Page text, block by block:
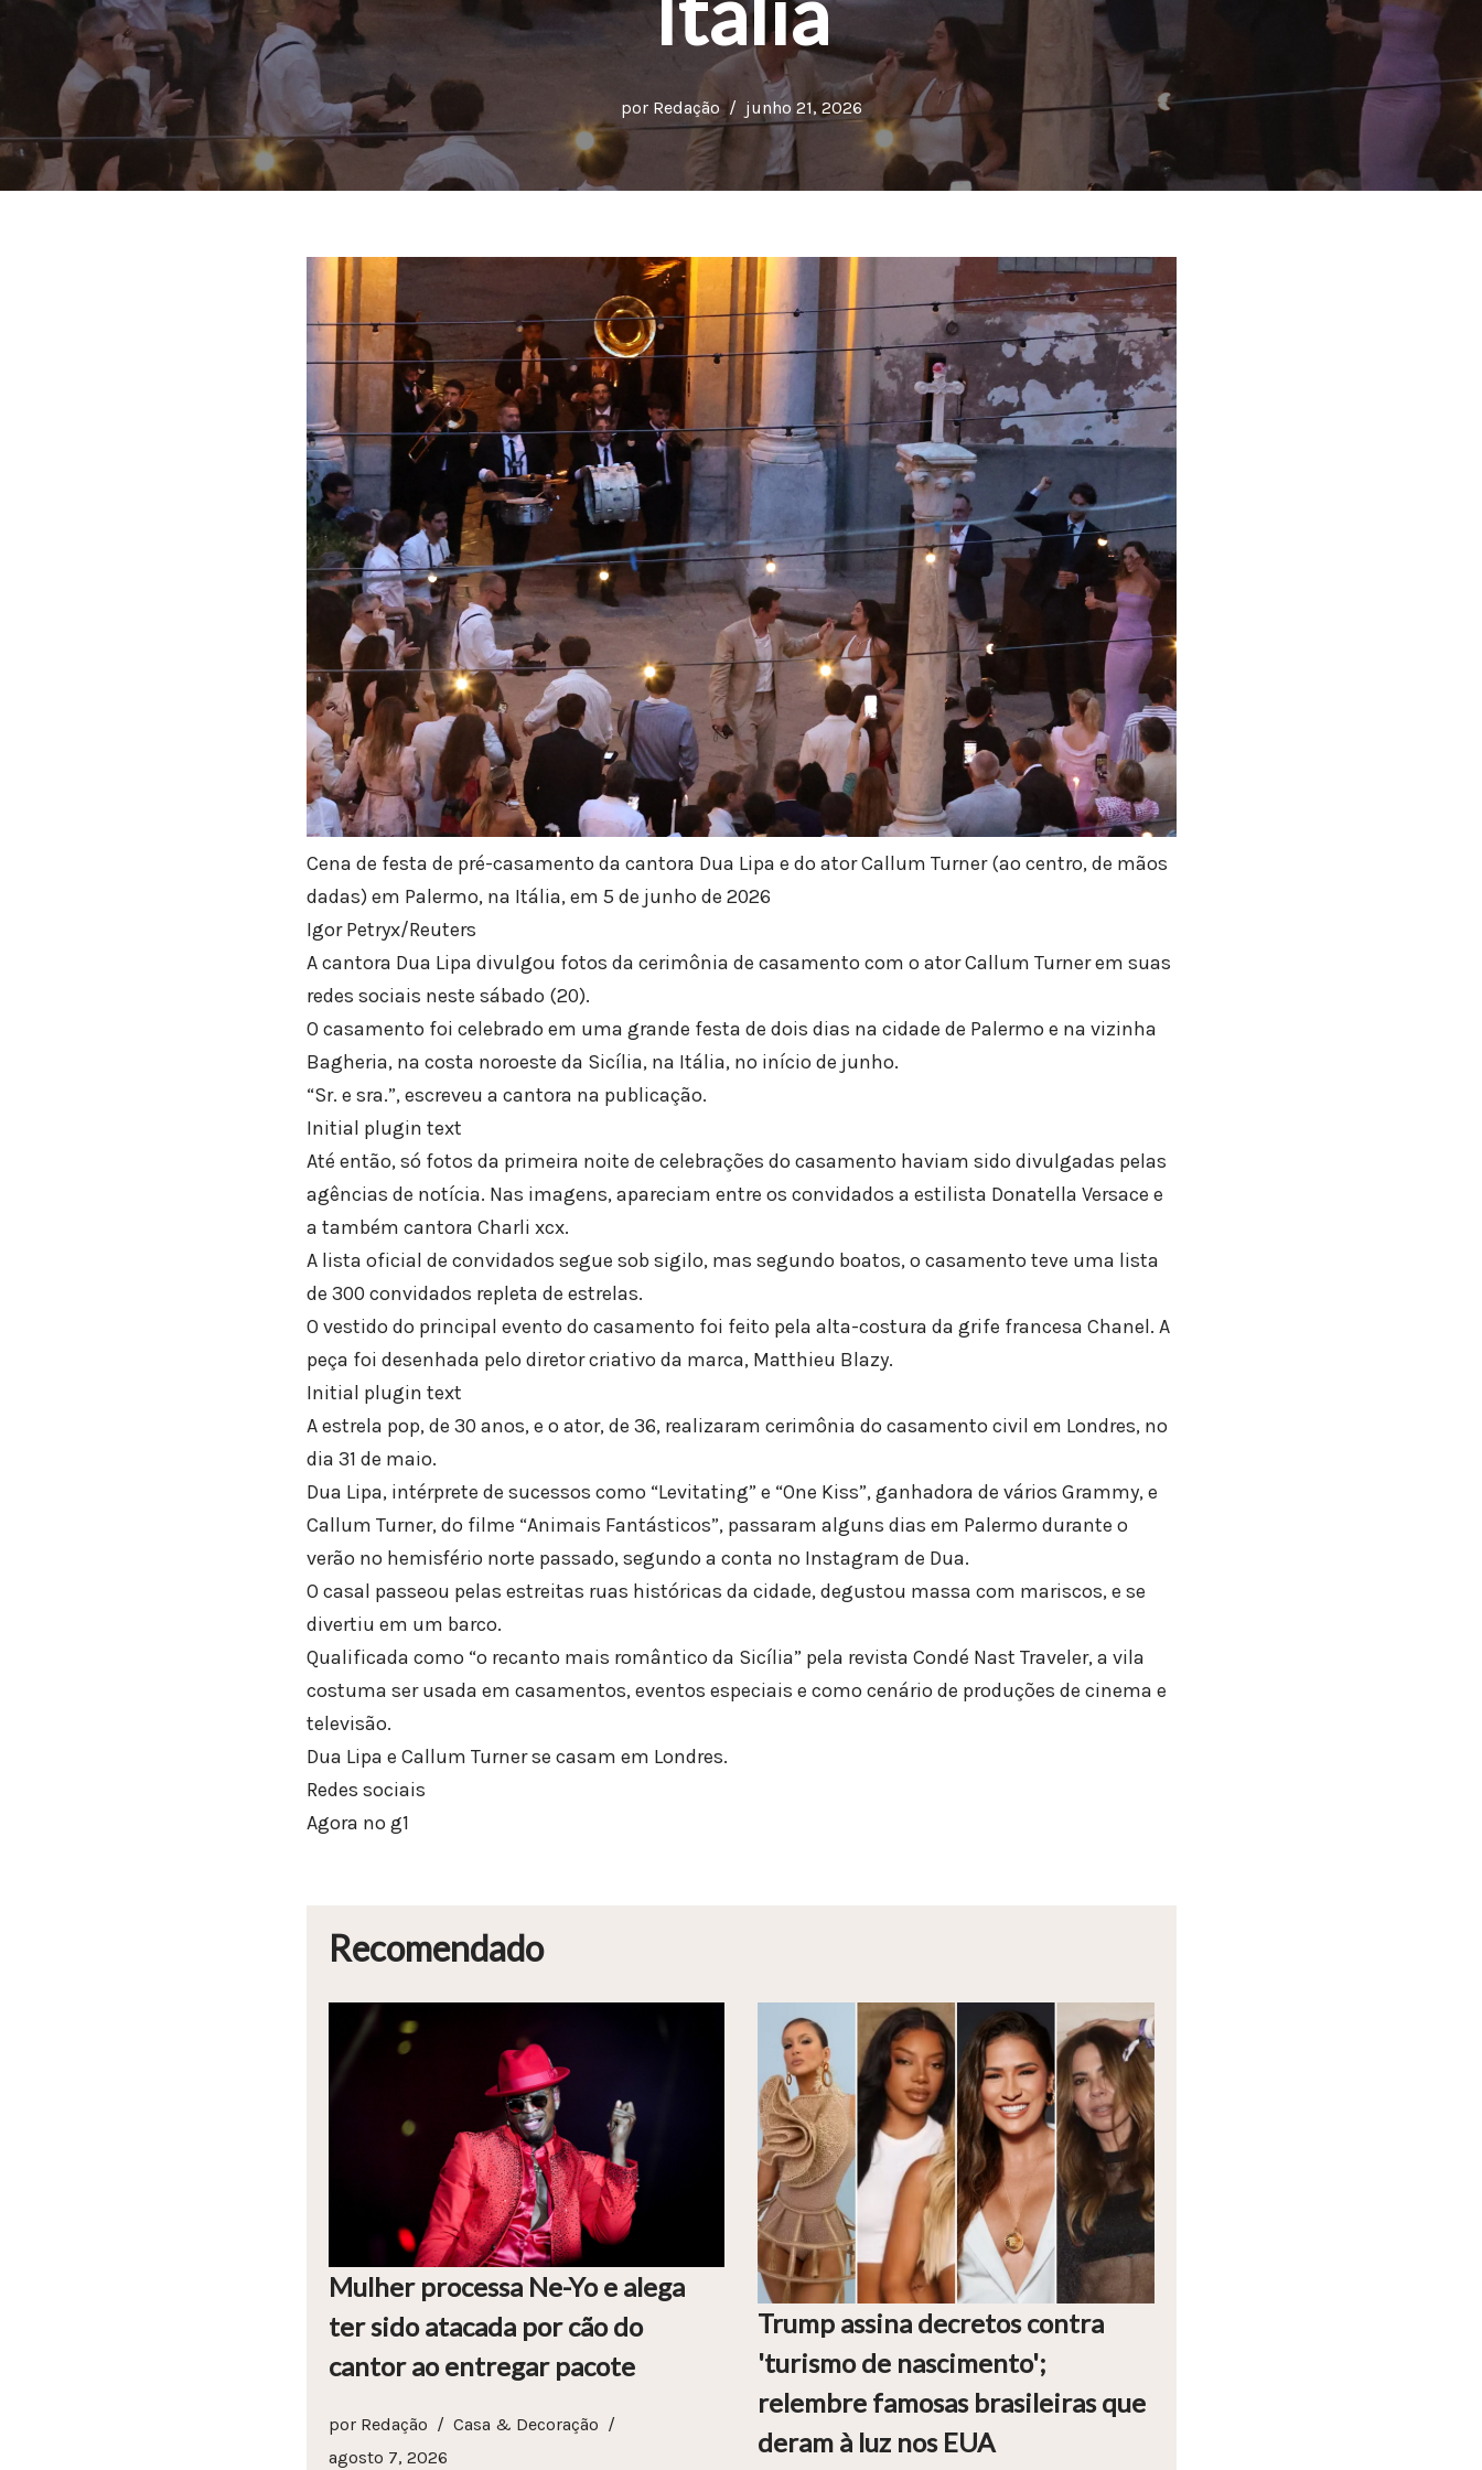
por Redação junho 21, 2026
Cena de festa de pré-casamento da cantora Dua Lipa e do ator Callum Turner (ao centro, de mãos
dadas) em Palermo, na Itália, em 5 de junho de 2026
Igor Petryx/Reuters
A cantora Dua Lipa divulgou fotos da cerimônia de casamento com o ator Callum Turner em suas
redes sociais neste sábado (20).
O casamento foi celebrado em uma grande festa de dois dias na cidade de Palermo e na vizinha
Bagheria, na costa noroeste da Sicília, na Itália, no início de junho.
“Sr. e sra.”, escreveu a cantora na publicação.
Initial plugin text
Até então, só fotos da primeira noite de celebrações do casamento haviam sido divulgadas pelas
agências de notícia. Nas imagens, apareciam entre os convidados a estilista Donatella Versace e
a também cantora Charli xcx.
A lista oficial de convidados segue sob sigilo, mas segundo boatos, o casamento teve uma lista
de 300 convidados repleta de estrelas.
O vestido do principal evento do casamento foi feito pela alta-costura da grife francesa Chanel. A
peça foi desenhada pelo diretor criativo da marca, Matthieu Blazy.
Initial plugin text
A estrela pop, de 30 anos, e o ator, de 36, realizaram cerimônia do casamento civil em Londres, no
dia 31 de maio.
Dua Lipa, intérprete de sucessos como “Levitating” e “One Kiss”, ganhadora de vários Grammy, e
Callum Turner, do filme “Animais Fantásticos”, passaram alguns dias em Palermo durante o
verão no hemisfério norte passado, segundo a conta no Instagram de Dua.
O casal passeou pelas estreitas ruas históricas da cidade, degustou massa com mariscos, e se
divertiu em um barco.
Qualificada como “o recanto mais romântico da Sicília” pela revista Condé Nast Traveler, a vila
costuma ser usada em casamentos, eventos especiais e como cenário de produções de cinema e
televisão.
Dua Lipa e Callum Turner se casam em Londres.
Redes sociais
Agora no g1
Recomendado
Mulher processa Ne-Yo e alega
ter sido atacada por cão do
cantor ao entregar pacote
por Redação
Casa & Decoração
agosto 7, 2026
Trump assina decretos contra
'turismo de nascimento';
relembre famosas brasileiras que
deram à luz nos EUA